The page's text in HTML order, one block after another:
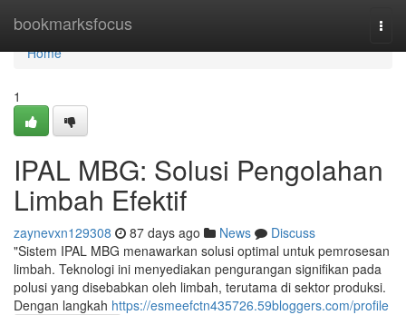
bookmarksfocus
Home
Home
1
IPAL MBG: Solusi Pengolahan
Limbah Efektif
zaynevxn129308 87 days ago News
Discuss
"Sistem IPAL MBG menawarkan solusi optimal untuk pemrosesan
limbah. Teknologi ini menyediakan pengurangan signifikan pada
polusi yang disebabkan oleh limbah, terutama di sektor produksi.
Dengan langkah https://esmeefctn435726.59bloggers.com/profile